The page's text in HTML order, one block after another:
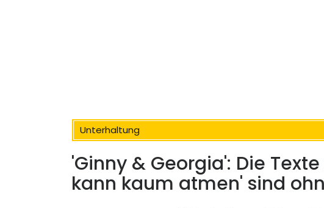
Unterhaltung
'Ginny & Georgia': Die
kann kaum atmen' sind